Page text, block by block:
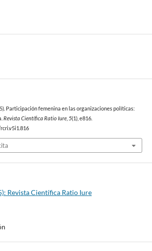
Participación femenina en las organizaciones políticas:
Revista Científica Ratio Iure, 5(1), e816.
Revista Científica Ratio Iure